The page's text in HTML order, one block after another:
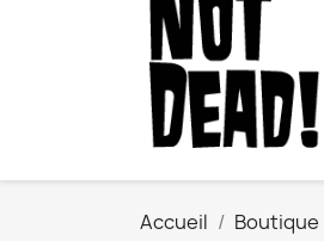
Accueil Boutique